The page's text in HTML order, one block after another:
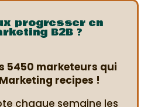
progresser en
B2B ?
5450 marketeurs qui
recipes !
chaque semaine les